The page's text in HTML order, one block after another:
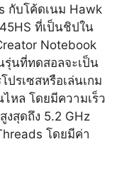
กับโค้ดเนม Hawk
ที่เป็นชิปใน
Notebook
รุ่นที่ทดสอลจะเป็น
ปรเซสหรือเล่นเกม
หล โดยมีความเร็ว
งสุดถึง 5.2 GHz
โดยมีค่า